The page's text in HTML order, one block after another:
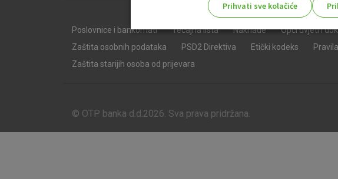
Poslovnice i bankomati Tečajna lista Naknade Opći uvjeti i
Zaštita osobnih podataka
PSD2 Direktiva Etički kodeks
Zaštita starijih osoba od prijevara
© OTP banka d.d.2026. Sva prava pridržana.
Prihvati sve kolačiće